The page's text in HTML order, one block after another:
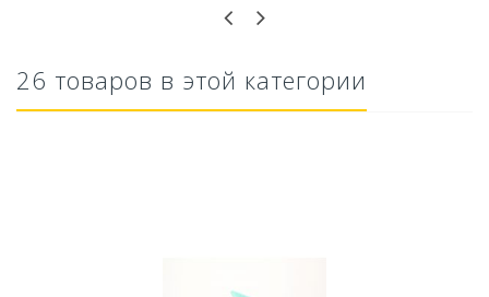
26 товаров в этой категории